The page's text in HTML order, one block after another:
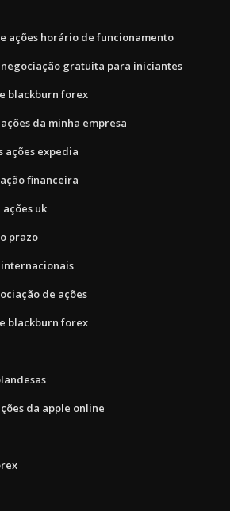
ações horário de funcionamento
gratuita para iniciantes
blackburn forex
da minha empresa
ações expedia
financeira
uk
prazo
de ações
blackburn forex
da apple online